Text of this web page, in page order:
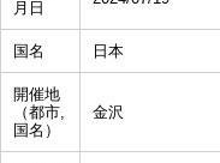
月日
国名 日本
開催地
（都市,
国名）
金沢